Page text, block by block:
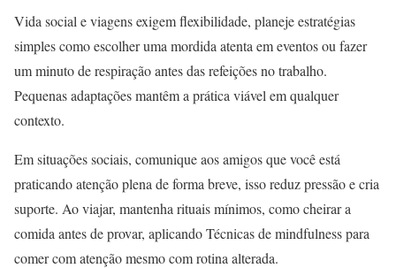
Vida social e viagens exigem flexibilidade, planeje estratégias
simples como escolher uma mordida atenta em eventos ou fazer
um minuto de respiração antes das refeições no trabalho.
Pequenas adaptações mantêm a prática viável em qualquer
contexto.
Em situações sociais, comunique aos amigos que você está
praticando atenção plena de forma breve, isso reduz pressão e cria
suporte. Ao viajar, mantenha rituais mínimos, como cheirar a
comida antes de provar, aplicando Técnicas de mindfulness para
comer com atenção mesmo com rotina alterada.